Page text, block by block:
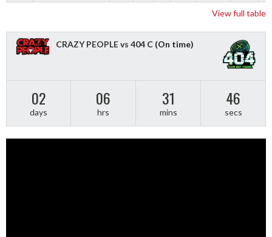
View full table
CRAZY PEOPLE vs 404 C (On time)
02
days
06
hrs
31
mins
45
secs